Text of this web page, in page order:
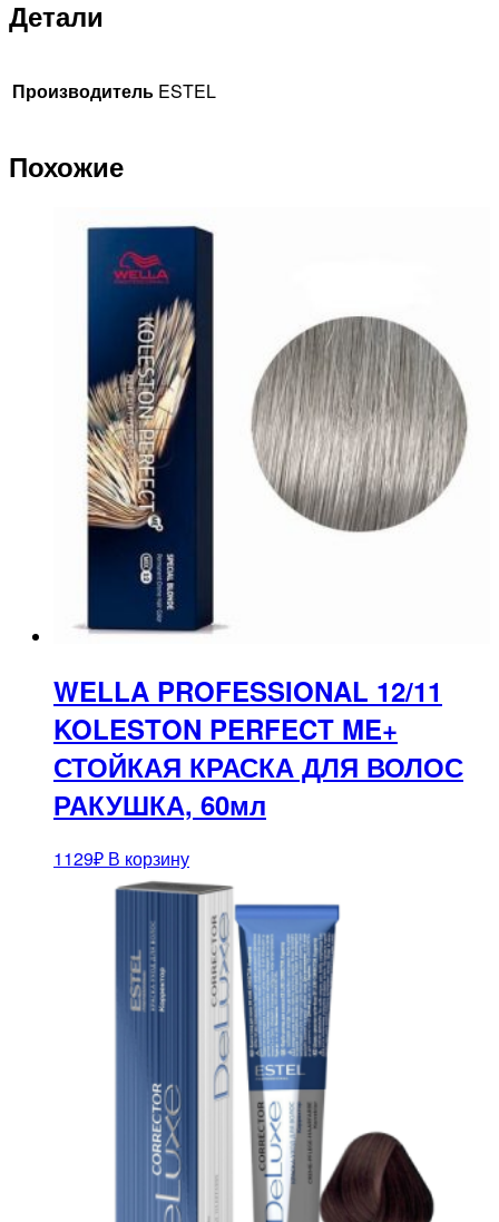
Детали
Производитель ESTEL
Похожие
WELLA PROFESSIONAL 12/11
KOLESTON PERFECT ME+
СТОЙКАЯ КРАСКА ДЛЯ ВОЛОС
РАКУШКА, 60мл
1129₽ В корзину